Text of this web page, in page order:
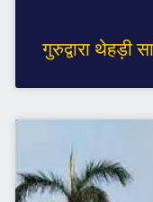
गुरुद्वारा थेहड़ी